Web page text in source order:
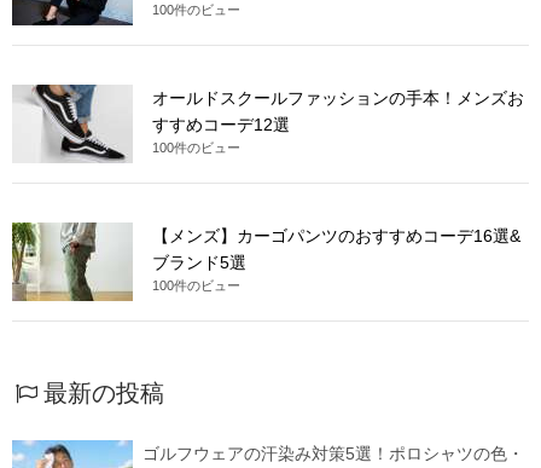
100件のビュー
オールドスクールファッションの手本！メンズお
すすめコーデ12選
100件のビュー
【メンズ】カーゴパンツのおすすめコーデ16選&
ブランド5選
100件のビュー
最新の投稿
ゴルフウェアの汗染み対策5選！ポロシャツの色・